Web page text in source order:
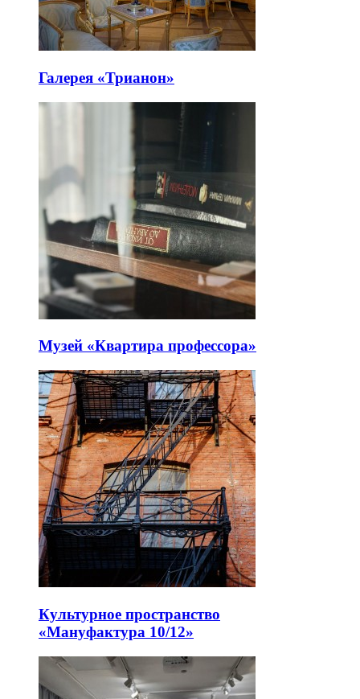
Галерея «Трианон»
Музей «Квартира профессора»
Культурное пространство
«Мануфактура 10/12»